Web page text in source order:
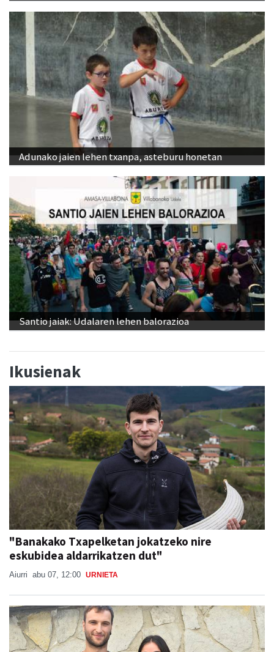
Adunako jaien lehen txanpa, asteburu honetan
Santio jaiak: Udalaren lehen balorazioa
Ikusienak
"Banakako Txapelketan jokatzeko nire
eskubidea aldarrikatzen dut"
Aiurri abu 07, 12:00 URNIETA